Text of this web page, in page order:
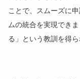
ことで、スムーズに
ムの統合を実現でき
る」という教訓を得ら